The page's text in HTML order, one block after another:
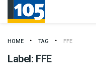
HOME TAG FFE
Label: FFE